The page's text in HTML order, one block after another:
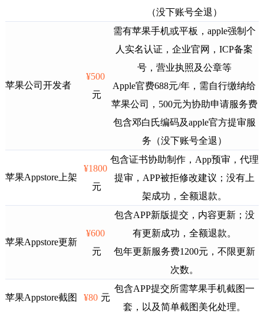
（没下账号全退）
苹果公司开发者
¥500
元
需有苹果手机或平板，apple强制个
人实名认证，企业官网，ICP备案
号，营业执照及公章等
Apple官费688元/年，需自行缴纳给
苹果公司，500元为协助申请服务费
包含邓白氏编码及apple官方提审服
务（没下账号全退）
苹果Appstore上架
¥1800
元
包含证书协助制作，App预审，代理
提审，APP被拒修改建议；没有上
架成功，全额退款。
苹果Appstore更新
¥600
元
包含APP新版提交，内容更新；没
有更新成功，全额退款。
包年更新服务费1200元，不限更新
次数。
苹果Appstore截图 ¥80 元
包含APP提交所需苹果手机截图一
套，以及简单截图美化处理。